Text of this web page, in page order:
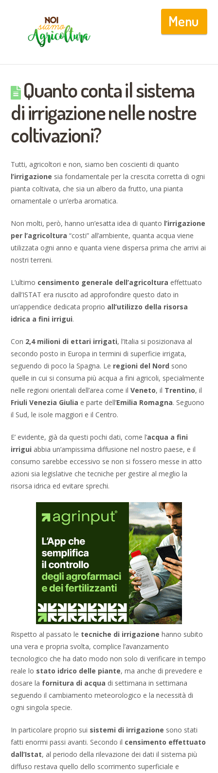
Quanto conta il sistema
di irrigazione nelle nostre
coltivazioni?
Tutti, agricoltori e non, siamo ben coscienti di quanto
l’irrigazione sia fondamentale per la crescita corretta di ogni
pianta coltivata, che sia un albero da frutto, una pianta
ornamentale o un’erba aromatica.
Non molti, però, hanno un’esatta idea di quanto l’irrigazione
per l’agricoltura “costi” all’ambiente, quanta acqua viene
utilizzata ogni anno e quanta viene dispersa prima che arrivi ai
nostri terreni.
L’ultimo censimento generale dell’agricoltura effettuato
dall’ISTAT era riuscito ad approfondire questo dato in
un’appendice dedicata proprio all’utilizzo della risorsa
idrica a fini irrigui.
Con 2,4 milioni di ettari irrigati, l’Italia si posizionava al
secondo posto in Europa in termini di superficie irrigata,
seguendo di poco la Spagna. Le regioni del Nord sono
quelle in cui si consuma più acqua a fini agricoli, specialmente
nelle regioni orientali dell’area come ilVeneto, il Trentino, il
Friuli Venezia Giulia e parte dell’Emilia Romagna. Seguono
il Sud, le isole maggiori e il Centro.
E’ evidente, già da questi pochi dati, come l’acqua a fini
irrigui abbia un’ampissima diffusione nel nostro paese, e il
consumo sarebbe eccessivo se non si fossero messe in atto
azioni sia legislative che tecniche per gestire al meglio la
risorsa idrica ed evitare sprechi.
Rispetto al passato le tecniche di irrigazione hanno subito
una vera e propria svolta, complice l’avanzamento
tecnologico che ha dato modo non solo di verificare in tempo
reale lo stato idrico delle piante, ma anche di prevedere e
dosare la fornitura di acqua di settimana in settimana
seguendo il cambiamento meteorologico e la necessità di
ogni singola specie.
In particolare proprio sui sistemi di irrigazione sono stati
fatti enormi passi avanti. Secondo il censimento effettuato
dall’Istat, al periodo della rilevazione dei dati il sistema più
diffuso restava quello dello scorrimento superficiale e